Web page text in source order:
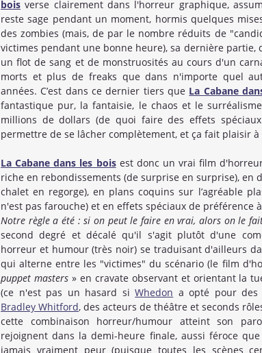
bois verse clairement dans l'horreur graphique,
reste sage pendant un moment, hormis quelques
des zombies (mais, de par le nombre réduits de
victimes pendant une bonne heure), sa dernière partie,
un flot de sang et de monstruosités au cours d'un
morts et plus de freaks que dans n'importe quel
années. C’est dans ce dernier tiers que La Cabane
fantastique pur, la fantaisie, le chaos et le
millions de dollars (de quoi faire des effets
permettre de se lâcher complètement, et ça fait plaisir à
La Cabane dans les boisest donc un vrai film
riche en rebondissements (de surprise en surprise), en
chalet en regorge), en plans coquins sur l’agréable
n'est pas farouche) et en effets spéciaux de préférence
Notre règle a été : si on peut le faire en vrai, alors on le
second degré et décalé qu'il s'agit plutôt d'une
horreur et humour (très noir) se traduisant d'ailleurs
qui alterne entre les "victimes" du scénario (le film
puppet masters» en cravate observant et orientant la
(ce n'est pas un hasard siWhedon a opté pour des
Bradley Whitford, des acteurs de théâtre et seconds
cette combinaison horreur/humour atteint son
rejoignent dans la demi-heure finale, aussi féroce
jamais vraiment peur (puisque toutes les scènes